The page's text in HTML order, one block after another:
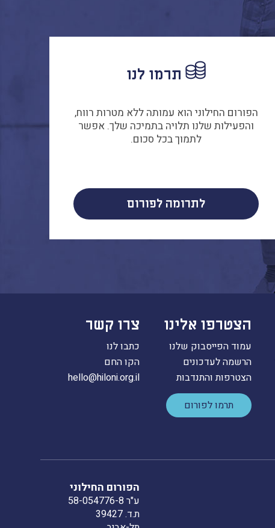
תרמו לנו
הפורום החילוני הוא עמותה ללא מטרות רווח,
והפעילות שלנו תלויה בתמיכה שלך. אפשר
לתמוך בכל סכום.
לתרומה לפורום
הצטרפו אלינו
עמוד הפייסבוק שלנו
הרשמה לעדכונים
הצטרפות והתנדבות
תרמו לפורום
צרו קשר
כתבו לנו
הקו החם
hello@hiloni.org.il
הפורום החילוני
ע"ר 58-054776-8
ת.ד. 39427